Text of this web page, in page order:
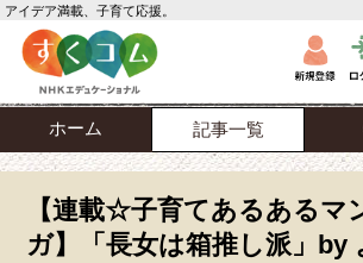
アイデア満載、子育て応援。
ホーム 記事一覧
【連載☆子育てあるあるマ
ガ】「長女は箱推し派」by